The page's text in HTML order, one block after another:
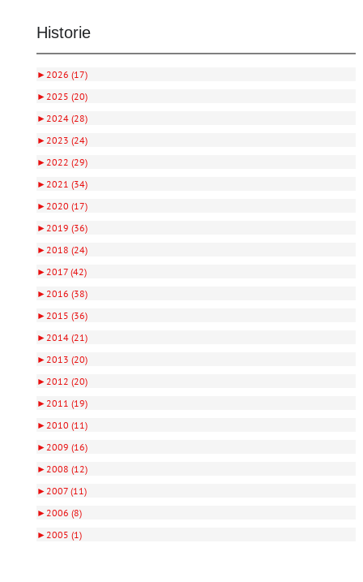
Historie
►2026 (17)
►2025 (20)
►2024 (28)
►2023 (24)
►2022 (29)
►2021 (34)
►2020 (17)
►2019 (36)
►2018 (24)
►2017 (42)
►2016 (38)
►2015 (36)
►2014 (21)
►2013 (20)
►2012 (20)
►2011 (19)
►2010 (11)
►2009 (16)
►2008 (12)
►2007 (11)
►2006 (8)
►2005 (1)